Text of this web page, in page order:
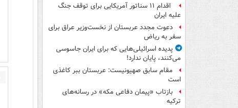
اقدام ۱۱ سناتور آمریکایی برای توقف جنگ
علیه ایران
دعوت مجدد عربستان از نخست‌وزیر عراق برای
سفر به ریاض
پدیده اسرائیلی‌هایی که برای ایران جاسوسی
می‌کنند، پایان ندارد!
مقام سابق صهیونیست: عربستان ببر کاغذی
است
بازتاب «پیمان دفاعی مکه» در رسانه‌های
ترکیه